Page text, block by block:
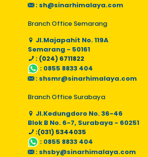
: sh@sinarhimalaya.com
Branch Office Semarang
Jl.Majapahit No. 119A
Semarang - 50161
: (024) 6711822
: 0855 8833 404
: shsmr@sinarhimalaya.com
Branch Office Surabaya
Jl.Kedungdoro No. 36-46
Blok B No. 6-7, Surabaya - 60251
:(031) 5344035
: 0855 8833 404
: shsby@sinarhimalaya.com